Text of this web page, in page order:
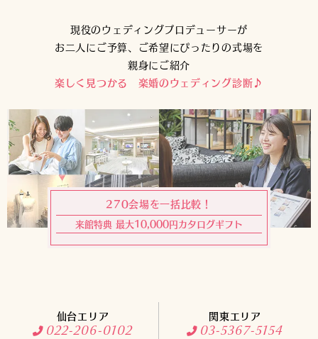
現役のウェディングプロデューサーが
お二人にご予算、ご希望にぴったりの式場を
親身にご紹介
楽しく見つかる 楽婚のウェディング診断♪
270会場を一括比較！
来館特典 最大10,000円カタログギフト
仙台エリア
022-206-0102
関東エリア
03-5367-5154